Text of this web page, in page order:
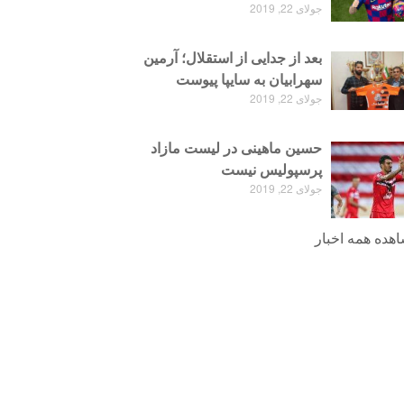
جولای 22, 2019
بعد از جدایی از استقلال؛ آرمین
سهرابیان به سایپا پیوست
جولای 22, 2019
حسین ماهینی در لیست مازاد
پرسپولیس نیست
جولای 22, 2019
همه اخبار